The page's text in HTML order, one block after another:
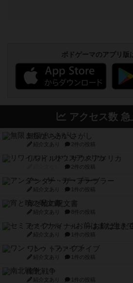
ボドゲーマのアプリ版
アクセス数 急
無限まちがいさがし
紹介文あり 2件の投稿
リワイルド：サウスアメリカ
2件の投稿
アンダー・ザ・テーブラー
紹介文あり 1件の投稿
宵と暁の呪文書
紹介文あり 8件の投稿
セミファイナル ～お前はまだ
紹介文あり 1件の投稿
ワン・トゥ・ファイブ
紹介文あり 1件の投稿
南北戦争
紹介文あり 1件の投稿